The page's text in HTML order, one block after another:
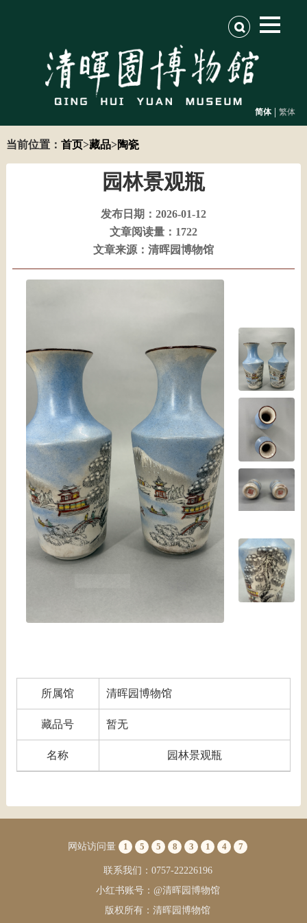
简体 | 繁体
当前位置： 首页>藏品>陶瓷
园林景观瓶
发布日期：2026-01-12
文章阅读量：1722
文章来源：清晖园博物馆
所属馆 清晖园博物馆
藏品号 暂无
名称 园林景观瓶
网站访问量 1 5 5 8 3 1 4 7
联系我们：0757-22226196
小红书账号：@清晖园博物馆
版权所有：清晖园博物馆